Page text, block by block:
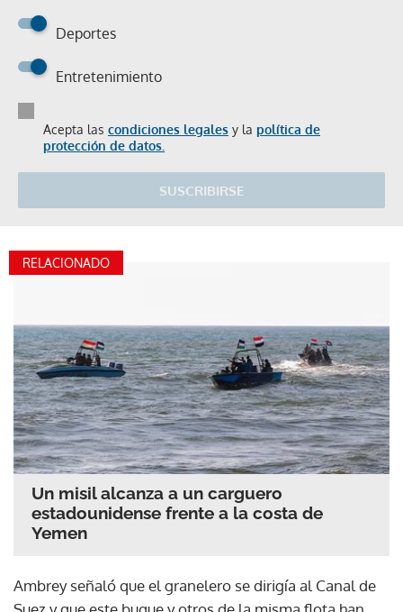
Deportes
Entretenimiento
Acepta las condiciones legales y la política de
protección de datos.
SUSCRIBIRSE
RELACIONADO
Un misil alcanza a un carguero
estadounidense frente a la costa de
Yemen
Ambrey señaló que el granelero se dirigía al Canal de